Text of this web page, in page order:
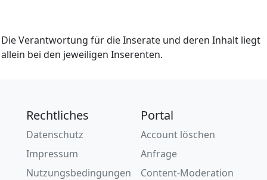
Die Verantwortung für die Inserate und deren Inhalt liegt
allein bei den jeweiligen Inserenten.
Rechtliches
Datenschutz
Impressum
Nutzungsbedingungen
Portal
Account löschen
Anfrage
Content-Moderation